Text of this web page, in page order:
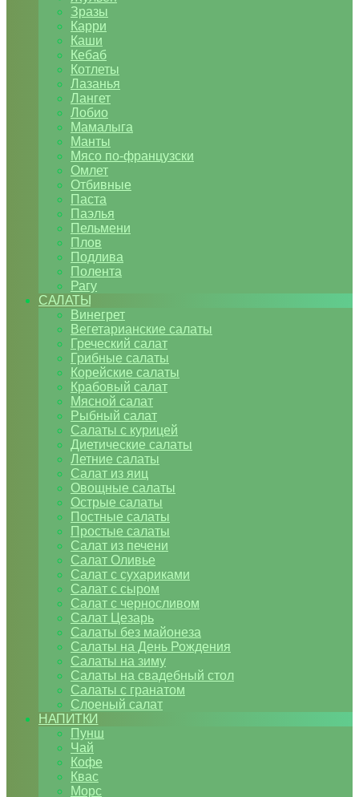
Зразы
Карри
Каши
Кебаб
Котлеты
Лазанья
Лангет
Лобио
Мамалыга
Манты
Мясо по-французски
Омлет
Отбивные
Паста
Паэлья
Пельмени
Плов
Подлива
Полента
Рагу
САЛАТЫ
Винегрет
Вегетарианские салаты
Греческий салат
Грибные салаты
Корейские салаты
Крабовый салат
Мясной салат
Рыбный салат
Салаты с курицей
Диетические салаты
Летние салаты
Салат из яиц
Овощные салаты
Острые салаты
Постные салаты
Простые салаты
Салат из печени
Салат Оливье
Салат с сухариками
Салат с сыром
Салат с черносливом
Салат Цезарь
Салаты без майонеза
Салаты на День Рождения
Салаты на зиму
Салаты на свадебный стол
Салаты с гранатом
Слоеный салат
НАПИТКИ
Пунш
Чай
Кофе
Квас
Морс